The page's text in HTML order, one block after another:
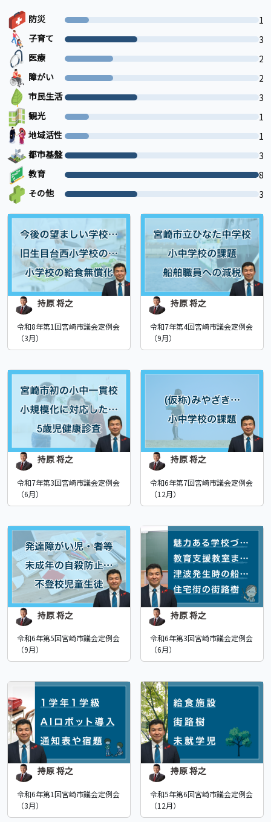
防災
1
子育て
3
医療
2
障がい
2
市民生活
3
観光
1
地域活性
1
都市基盤
3
教育
8
その他
3
持原 将之
令和8年第1回宮崎市議会定例会
（3月）
持原 将之
令和7年第4回宮崎市議会定例会
（9月）
持原 将之
令和7年第3回宮崎市議会定例会
（6月）
持原 将之
令和6年第7回宮崎市議会定例会
（12月）
持原 将之
令和6年第5回宮崎市議会定例会
（9月）
持原 将之
令和6年第3回宮崎市議会定例会
（6月）
持原 将之
令和6年第1回宮崎市議会定例会
（3月）
持原 将之
令和5年第6回宮崎市議会定例会
（12月）